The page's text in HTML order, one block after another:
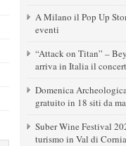
A Milano il Pop Up
eventi
“Attack on Titan” –
arriva in Italia il
Domenica
gratuito in 18 siti da
Suber Wine Festival
turismo in Val di Cornia